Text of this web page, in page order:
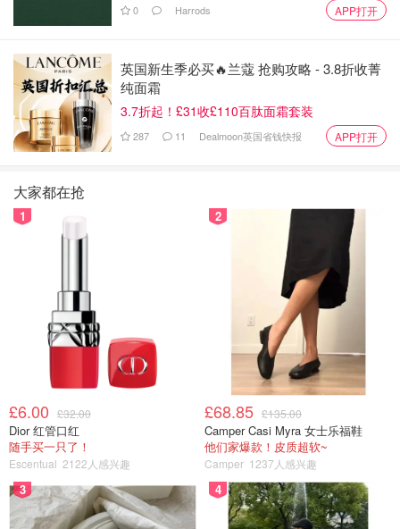
牧羊少年Endymion
女香：
山野百合Liiy of valley
栀子花Gardenia
月亮女神Luna
中性香：
浪迹天涯Zizonia
琴酒Juniper Sling
对于商旅系列定位于中高端，口碑与品质普遍偏高，兽首系
列属于高端系列，价格较贵，瓶盖用金色兽头制作，有点古
怪却又保持着传统的庄严气质。
The White Company
0 Harrods APP打开
英国新生季必买🔥兰蔻 抢购攻略 - 3.8折收菁
纯面霜
3.7折起！£31收£110百肽面霜套装
287 11 Dealmoon英国省钱快报 APP打开
大家都在抢
1
£6.00 £32.00
Dior 红管口红
随手买一只了！
Escentual 2122人感兴趣
2
£68.85 £135.00
Camper Casi Myra 女士乐福鞋
他们家爆款！皮质超软~
Camper 1237人感兴趣
3 4